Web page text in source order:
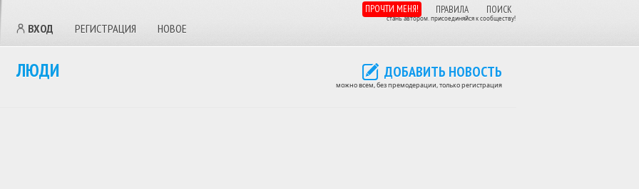
ВХОД РЕГИСТРАЦИЯ НОВОЕ
ПРОЧТИ МЕНЯ! ПРАВИЛА ПОИСК
стань автором. присоединяйся к сообществу!
ДОБАВИТЬ НОВОСТЬ
можно всем, без премодерации, только регистрация
ЛЮДИ